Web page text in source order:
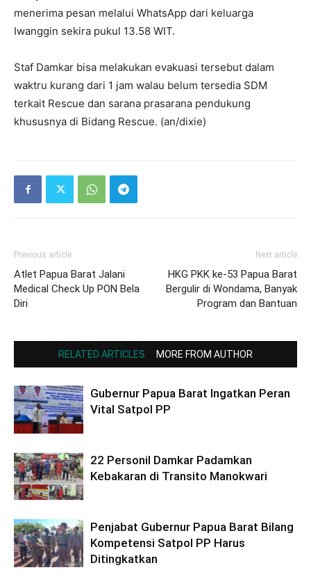
menerima pesan melalui WhatsApp dari keluarga
Iwanggin sekira pukul 13.58 WIT.
Staf Damkar bisa melakukan evakuasi tersebut dalam
waktru kurang dari 1 jam walau belum tersedia SDM
terkait Rescue dan sarana prasarana pendukung
khususnya di Bidang Rescue. (an/dixie)
Previous article
Atlet Papua Barat Jalani
Medical Check Up PON Bela
Diri
Next article
HKG PKK ke-53 Papua Barat
Bergulir di Wondama, Banyak
Program dan Bantuan
RELATED ARTICLES MORE FROM AUTHOR
Gubernur Papua Barat Ingatkan Peran
Vital Satpol PP
22 Personil Damkar Padamkan
Kebakaran di Transito Manokwari
Penjabat Gubernur Papua Barat Bilang
Kompetensi Satpol PP Harus
Ditingkatkan